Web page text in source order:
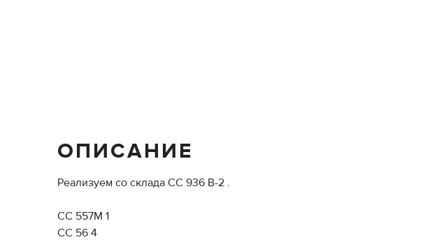
ОПИСАНИЕ
Реализуем со склада СС 936 В-2 .
СС 557М 1
СС 56 4